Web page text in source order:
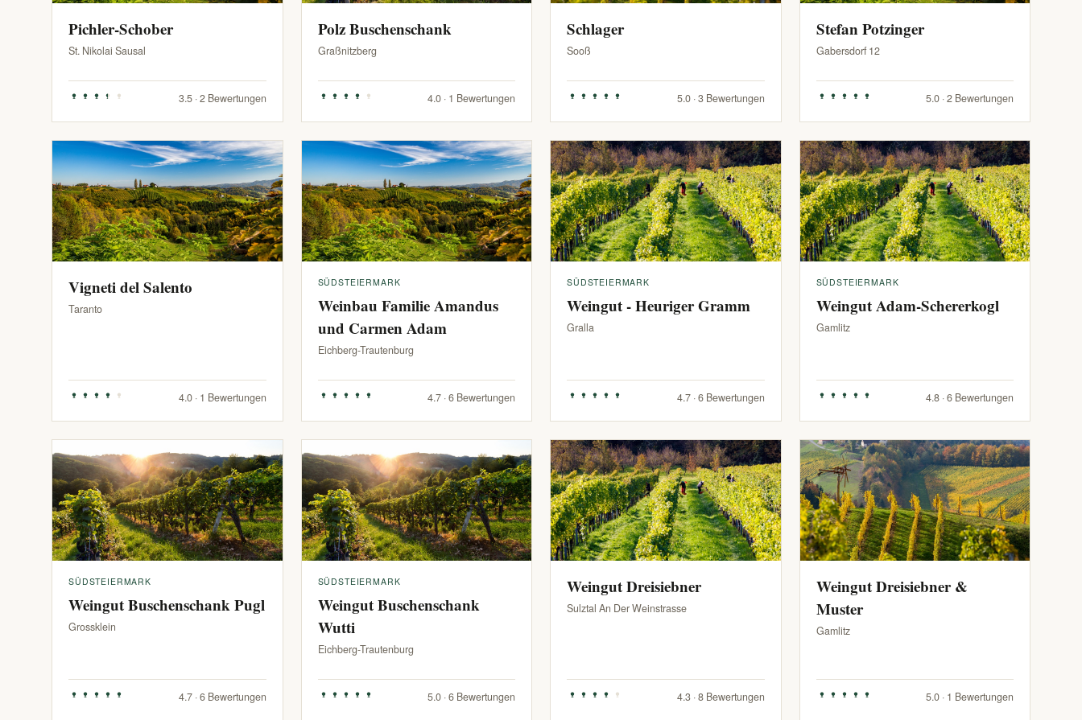
Pichler-Schober
St. Nikolai Sausal
3.5 · 2 Bewertungen
Polz Buschenschank
Graßnitzberg
4.0 · 1 Bewertungen
Schlager
Sooß
5.0 · 3 Bewertungen
Stefan Potzinger
Gabersdorf 12
5.0 · 2 Bewertungen
Vigneti del Salento
Taranto
4.0 · 1 Bewertungen
SÜDSTEIERMARK
Weinbau Familie Amandus
und Carmen Adam
Eichberg-Trautenburg
4.7 · 6 Bewertungen
SÜDSTEIERMARK
Weingut - Heuriger Gramm
Gralla
4.7 · 6 Bewertungen
SÜDSTEIERMARK
Weingut Adam-Schererkogl
Gamlitz
4.8 · 6 Bewertungen
SÜDSTEIERMARK
Weingut Buschenschank Pugl
Grossklein
4.7 · 6 Bewertungen
SÜDSTEIERMARK
Weingut Buschenschank
Wutti
Eichberg-Trautenburg
5.0 · 6 Bewertungen
Weingut Dreisiebner
Sulztal An Der Weinstrasse
4.3 · 8 Bewertungen
Weingut Dreisiebner &
Muster
Gamlitz
5.0 · 1 Bewertungen